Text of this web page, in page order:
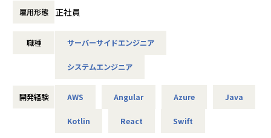
主な業務
・要件定義、設計
・仕様書、設計書のドキュメント作成およびレビュー
・問合せや作業依頼の対応
・チームメンバーの指導、育成、フォロー
エンタープライズで求められる高い堅牢性、長期にわたるサ
雇用形態 正社員
職種 サーバーサイドエンジニア
システムエンジニア
開発経験 AWS Angular Azure Java
Kotlin React Swift